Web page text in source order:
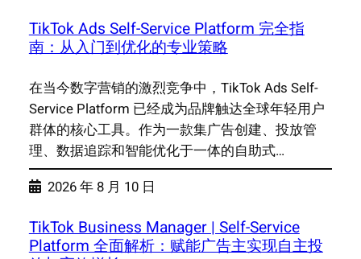
TikTok Ads Self-Service Platform 完全指
南：从入门到优化的专业策略
在当今数字营销的激烈竞争中，TikTok Ads Self-
Service Platform 已经成为品牌触达全球年轻用户
群体的核心工具。作为一款集广告创建、投放管
理、数据追踪和智能优化于一体的自助式…
2026 年 8 月 10 日
TikTok Business Manager | Self-Service
Platform 全面解析：赋能广告主实现自主投